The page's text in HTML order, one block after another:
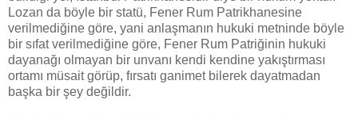
Lozan da böyle bir statü, Fener Rum Patrikhanesine
verilmediğine göre, yani anlaşmanın hukuki metninde böyle
bir sıfat verilmediğine göre, Fener Rum Patriğinin hukuki
dayanağı olmayan bir unvanı kendi kendine yakıştırması
ortamı müsait görüp, fırsatı ganimet bilerek dayatmadan
başka bir şey değildir.